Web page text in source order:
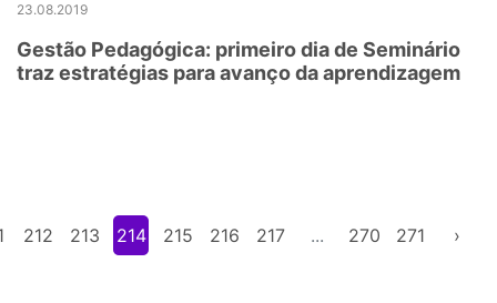
23.08.2019
Gestão Pedagógica: primeiro dia de Seminário
traz estratégias para avanço da aprendizagem
212 213 214 215 216 217 ... 270 271 ›